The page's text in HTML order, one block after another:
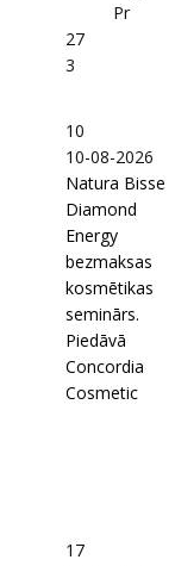
Pr
27
3
10
10-08-2026
Natura Bisse
Diamond
Energy
bezmaksas
kosmētikas
seminārs.
Piedāvā
Concordia
Cosmetic
17